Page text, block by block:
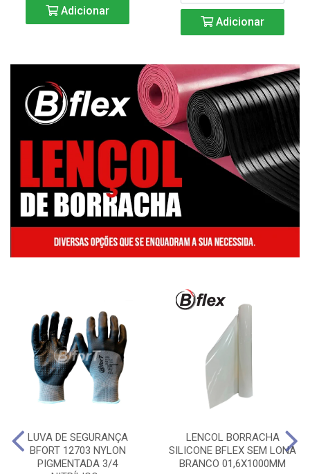
Adicionar
Adicionar
LUVA DE SEGURANÇA
BFORT 12703 NYLON
PIGMENTADA 3/4
LENCOL BORRACHA
SILICONE BFLEX SEM LONA
BRANCO 01,6X1000MM